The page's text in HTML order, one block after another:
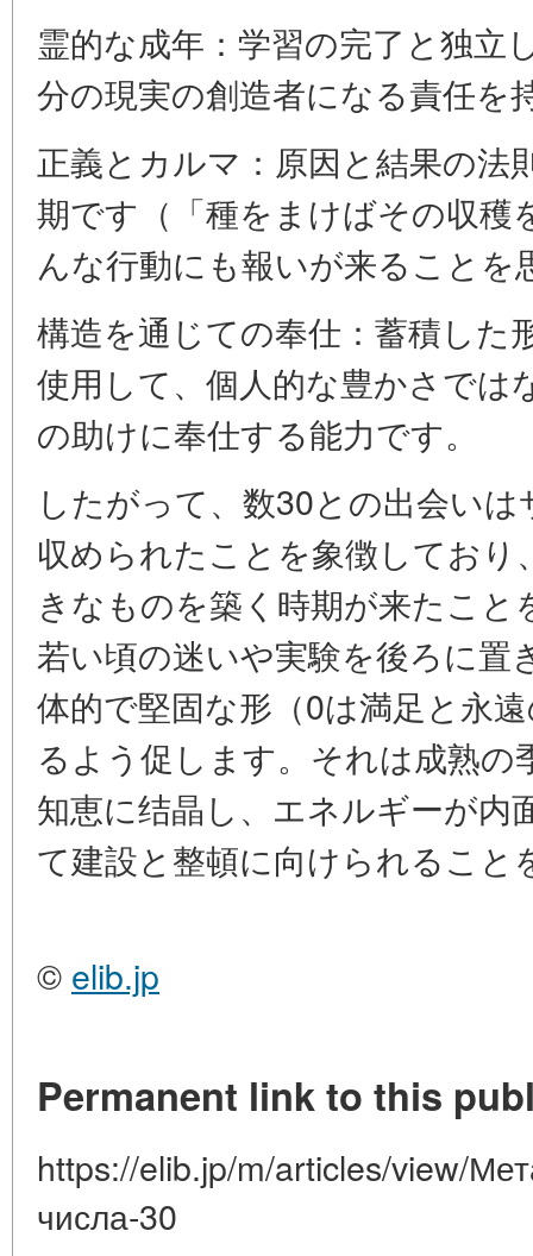
霊的な成年：学習の完了と独立
分の現実の創造者になる責任を
正義とカルマ：原因と結果の法
期です（「種をまけばその収穫
んな行動にも報いが来ることを
構造を通じての奉仕：蓄積した
使用して、個人的な豊かさでは
の助けに奉仕する能力です。
したがって、数30との出会い
収められたことを象徴してお
きなものを築く時期が来たこ
若い頃の迷いや実験を後ろに置
体的で堅固な形（0は満足と永
るよう促します。それは成熟の
知恵に结晶し、エネルギーが内
て建設と整頓に向けられること
© elib.jp
Permanent link to this
https://elib.jp/m/articles/view/
числа-30